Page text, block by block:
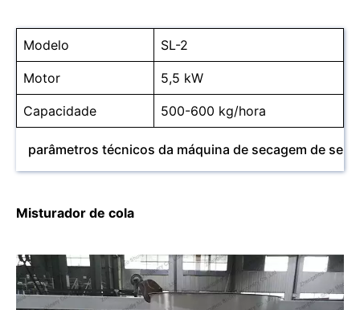
Modelo SL-2
Motor 5,5 kW
Capacidade 500-600 kg/hora
parâmetros técnicos da máquina de secagem de
Misturador de cola